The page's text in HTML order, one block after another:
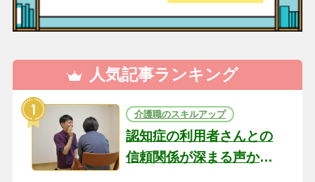
人気記事ランキング
介護職のスキルアップ
認知症の利用者さんとの
信頼関係が深まる声かけ